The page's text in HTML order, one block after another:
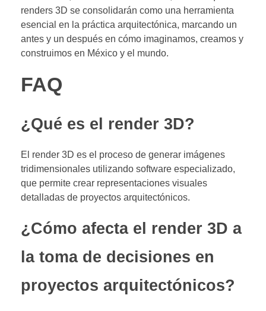
renders 3D se consolidarán como una herramienta
esencial en la práctica arquitectónica, marcando un
antes y un después en cómo imaginamos, creamos y
construimos en México y el mundo.
FAQ
¿Qué es el render 3D?
El render 3D es el proceso de generar imágenes
tridimensionales utilizando software especializado,
que permite crear representaciones visuales
detalladas de proyectos arquitectónicos.
¿Cómo afecta el render 3D a
la toma de decisiones en
proyectos arquitectónicos?